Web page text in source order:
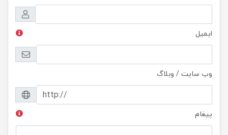
ایمیل
وب سایت / وبلاگ
پیغام